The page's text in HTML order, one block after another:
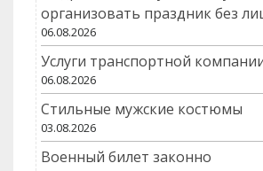
организовать праздник без
06.08.2026
Услуги транспортной
06.08.2026
Стильные мужские костюмы
03.08.2026
Военный билет законно